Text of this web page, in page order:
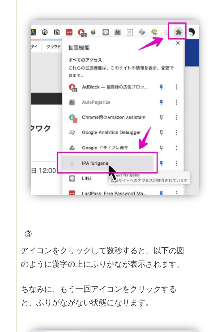
③
アイコンをクリックして数秒すると、以下の図
のように漢字の上にふりがなが表示されます。
ちなみに、もう一回アイコンをクリックする
と、ふりがながない状態になります。